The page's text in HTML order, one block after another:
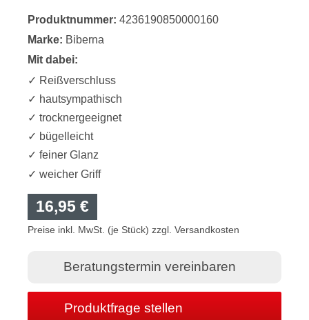
Produktnummer: 4236190850000160
Marke: Biberna
Mit dabei:
✓ Reißverschluss
✓ hautsympathisch
✓ trocknergeeignet
✓ bügelleicht
✓ feiner Glanz
✓ weicher Griff
16,95 €
Preise inkl. MwSt. (je Stück) zzgl. Versandkosten
Beratungstermin vereinbaren
Produktfrage stellen